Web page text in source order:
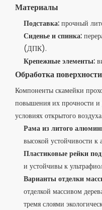
Материалы
Подставка:прочный
Сиденье и спинка:
(ДПК).
Крепежные элементы:
Обработка поверхности
Компоненты скамейки
повышения их прочности
условиях открытого воздуха.
Рама из литого
высокой устойчивости к
Пластиковые рейки под
и устойчивы к
Варианты отделки
отделкой массивом
тремя слоями